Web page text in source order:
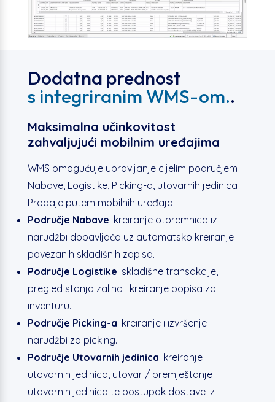
Dodatna prednost
s integriranim WMS-om..
Maksimalna učinkovitost
zahvaljujući mobilnim uređajima
WMS omogućuje upravljanje cijelim područjem
Nabave, Logistike, Picking-a, utovarnih jedinica i
Prodaje putem mobilnih uređaja.
Područje Nabave: kreiranje otpremnica iz
narudžbi dobavljača uz automatsko kreiranje
povezanih skladišnih zapisa.
Područje Logistike: skladišne transakcije,
pregled stanja zaliha i kreiranje popisa za
inventuru.
Područje Picking-a: kreiranje i izvršenje
narudžbi za picking.
Područje Utovarnih jedinica: kreiranje
utovarnih jedinica, utovar / premještanje
utovarnih jedinica te postupak dostave iz